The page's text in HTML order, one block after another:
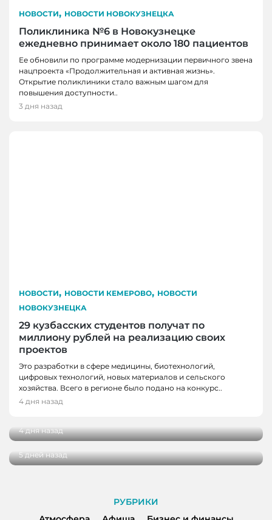
НОВОСТИ, НОВОСТИ НОВОКУЗНЕЦКА
Поликлиника №6 в Новокузнецке
ежедневно принимает около 180 пациентов
Ее обновили по программе модернизации первичного звена
нацпроекта «Продолжительная и активная жизнь».
Открытие поликлиники стало важным шагом для
повышения доступности..
3 дня назад
НОВОСТИ, НОВОСТИ КЕМЕРОВО, НОВОСТИ
НОВОКУЗНЕЦКА
29 кузбасских студентов получат по
миллиону рублей на реализацию своих
проектов
Это разработки в сфере медицины, биотехнологий,
цифровых технологий, новых материалов и сельского
хозяйства. Всего в регионе было подано на конкурс..
4 дня назад
НОВОСТИ, НОВОСТИ КЕМЕРОВО, НОВОСТИ
НОВОКУЗНЕЦКА
4 дня назад
НОВОСТИ, НОВОСТИ КЕМЕРОВО, НОВОСТИ
НОВОКУЗНЕЦКА
уникальной экспозицией
5 дней назад
РУБРИКИ